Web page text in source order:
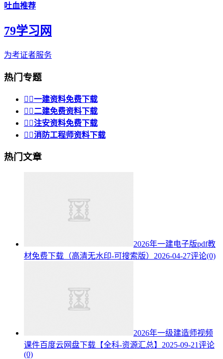
吐血推荐
79学习网
为考证者服务
热门专题
 一建资料免费下载
 二建免费资料下载
 注安资料免费下载
 消防工程师资料下载
热门文章
2026年一建电子版pdf教
材免费下载（高清无水印-可搜索版） 2026-04-27评论(0)
2026年一级建造师视频
课件百度云网盘下载【全科-资源汇总】 2025-09-21评论
(0)